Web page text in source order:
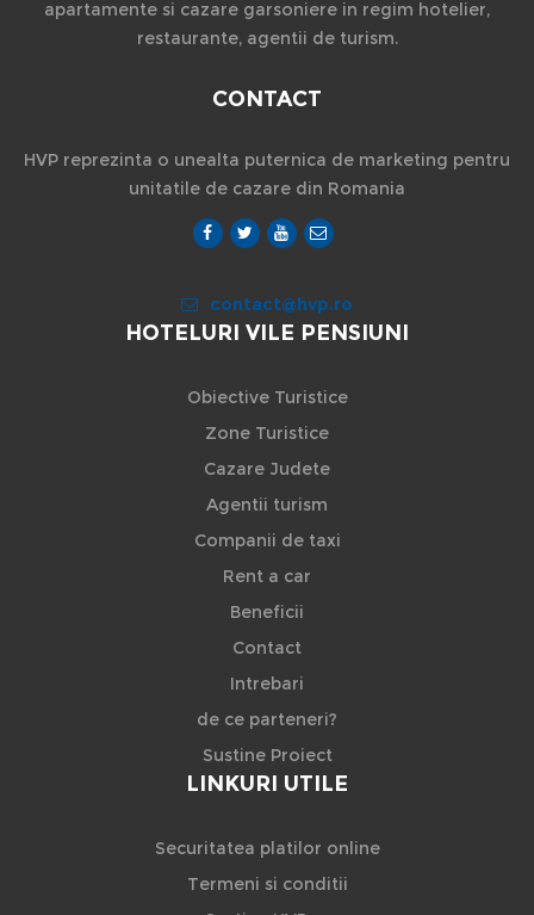
apartamente si cazare garsoniere in regim hotelier,
restaurante, agentii de turism.
CONTACT
HVP reprezinta o unealta puternica de marketing pentru
unitatile de cazare din Romania
contact@hvp.ro
HOTELURI VILE PENSIUNI
Obiective Turistice
Zone Turistice
Cazare Judete
Agentii turism
Companii de taxi
Rent a car
Beneficii
Contact
Intrebari
de ce parteneri?
Sustine Proiect
LINKURI UTILE
Securitatea platilor online
Termeni si conditii